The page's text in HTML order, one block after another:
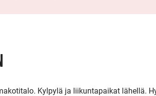
Kylpylä ja liikuntapaikat lähellä.